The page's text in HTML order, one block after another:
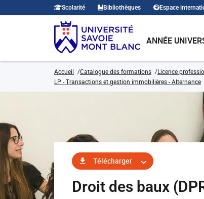
Scolarité Bibliothèques Espace
ANNÉE
Accueil Catalogue des formations Licence
LP - Transactions et gestion immobilières - Alternance
Télécharger
Droit des baux